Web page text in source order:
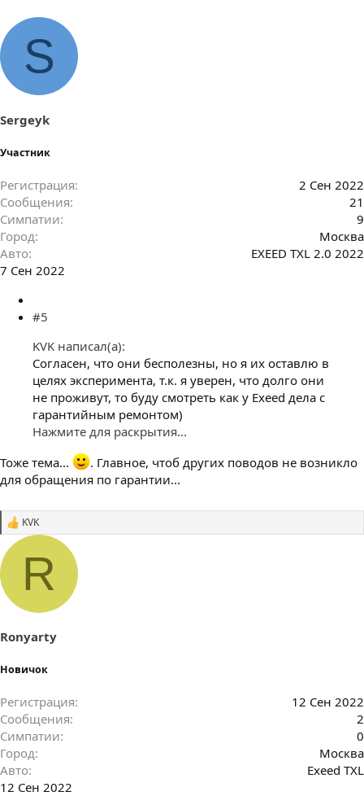
S
Sergeyk
Участник
Регистрация
2 Сен 2022
Сообщения
21
Симпатии
9
Город
Москва
Авто
EXEED TXL 2.0 2022
7 Сен 2022
#5
KVK написал(а):
Согласен, что они бесполезны, но я их оставлю в
целях эксперимента, т.к. я уверен, что долго они
не проживут, то буду смотреть как у Exeed дела с
гарантийным ремонтом)
Нажмите для раскрытия...
Тоже тема...
. Главное, чтоб других поводов не возникло
для обращения по гарантии...
С
м
т
и
:
KVK
R
Ronyarty
Новичок
Регистрация
12 Сен 2022
Сообщения
2
Симпатии
0
Город
Москва
Авто
Exeed TXL
12 Сен 2022